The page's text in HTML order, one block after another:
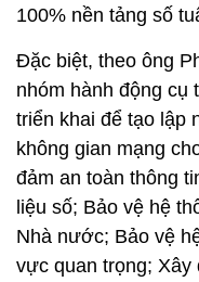
100% nền tảng số
Đặc biệt, theo ông
nhóm hành động cụ
triển khai để tạo lập
không gian mạng
đảm an toàn thông
liệu số; Bảo vệ hệ
Nhà nước; Bảo vệ
vực quan trọng;